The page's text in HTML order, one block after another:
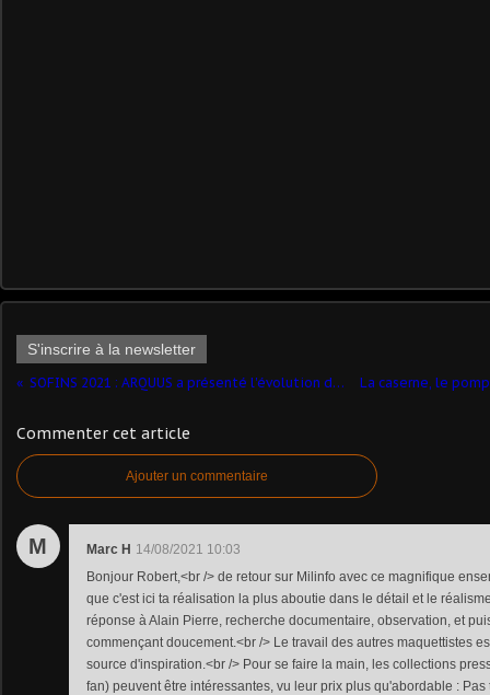
S'inscrire à la newsletter
SOFINS 2021 : ARQUUS a présenté l'évolution de sa gamme
Commenter cet article
Ajouter un commentaire
M Marc H 14/08/2021 10:03
Bonjour Robert,<br /> de retour sur Milinfo avec ce magnifique
que c'est ici ta réalisation la plus aboutie dans le détail et le
réponse à Alain Pierre, recherche documentaire, observation, et
commençant doucement.<br /> Le travail des autres maquettistes
source d'inspiration.<br /> Pour se faire la main, les collections
fan) peuvent être intéressantes, vu leur prix plus qu'abordable :